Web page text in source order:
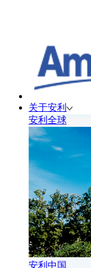
关于安利
安利全球
安利中国